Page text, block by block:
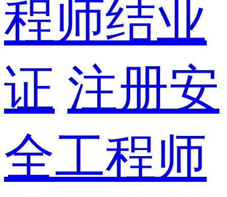
程师结业
证 注册安
全工程师